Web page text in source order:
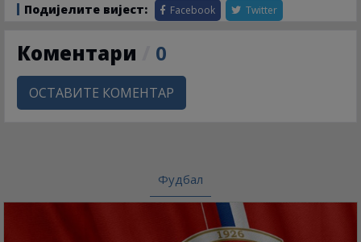
Подијелите вијест: Facebook Twitter
Коментари 0
ОСТАВИТЕ КОМЕНТАР
Фудбал